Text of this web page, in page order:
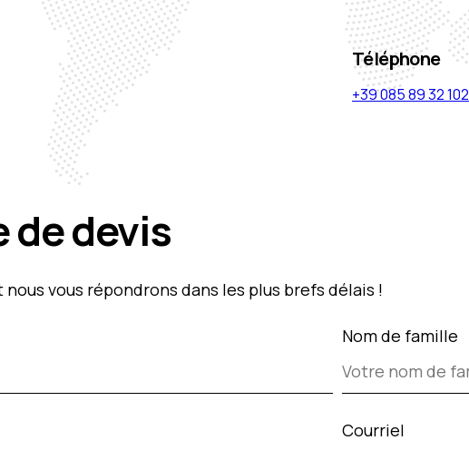
Téléphone
+39 085 89 32 102
de devis
vous répondrons dans les plus brefs délais !
Nom de famille
Courriel